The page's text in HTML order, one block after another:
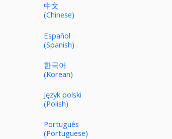
中文
(Chinese)
Español
(Spanish)
한국어
(Korean)
Język polski
(Polish)
Português
(Portuguese)